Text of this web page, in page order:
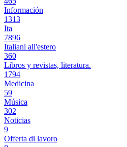
Información
1313
Ita
7896
Italiani all'estero
360
Libros y revistas, literatura.
1794
Medicina
59
Música
302
Noticias
9
Offerta di lavoro